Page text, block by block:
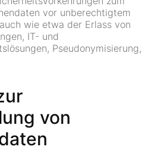
vor unberechtigtem
wie etwa der Erlass von
IT- und
Pseudonymisierung,
von